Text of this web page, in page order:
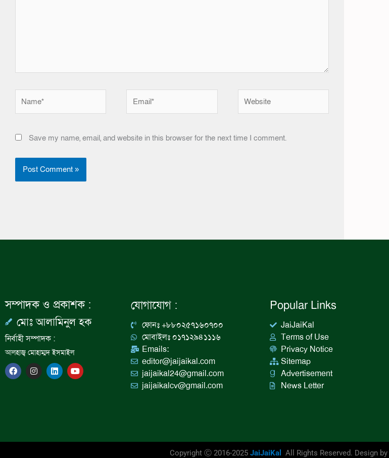
Save my name, email, and website in this browser for the next time I comment.
সম্পাদক ও প্রকাশক :
মোঃ আলামিনুল হক
নির্বাহী সম্পাদক :
আলহাজ্ব মোহাম্মদ ইসমাইল
F
a
c
I
n
s
L
i
n
Y
o
u
যোগাযোগ :
ফোনঃ +৮৮০২৫৭১৬০৭০০
মোবাইলঃ ০১৭১২৯৪১১১৬
Emails:
editor@jaijaikal.com
jaijaikal24@gmail.com
jaijaikalcv@gmail.com
Popular Links
JaiJaiKal
Terms of Use
Privacy Notice
Sitemap
Advertisement
News Letter
Copyright Ⓒ 2016-2025 JaiJaiKal All Rights Reserved. Design by